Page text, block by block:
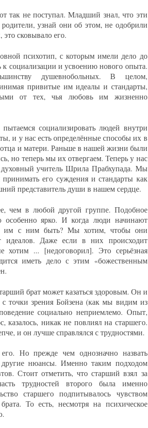
так не поступал. Младший знал, что эти
узнай они об этом, не одобрили
сковывало его.
психотип, с которым имели дело до
социализации и усвоению нового опыта.
душевнобольных. В целом,
привитые им идеалы и стандарты,
от тех, чья любовь им жизненно
социализировать людей внутри
и у нас есть определённые способы их в
и матери. Раньше в нашей жизни были
но теперь мы их отвергаем. Теперь у нас
учитель Шрила Прабхупада. Мы
принимать его суждения и стандарты как
представитель души в нашем сердце.
чем в любой другой группе. Подобное
особенно ярко. И когда люди начинают
им с ним быть? Мы хотим, чтобы они
идеалов. Даже если в них происходит
хотим ... [недоговорил]. Это серьёзная
иметь дело с этим «божественным
брат может казаться здоровым. Он и
точки зрения Бойзена (как мы видим из
социально неприемлемо. Опыт,
казалось, никак не повлиял на старшего.
и он лучше справлялся с трудностями.
Но прежде чем однозначно назвать
другие нюансы. Именно таким подходом
Стоит отметить, что старший взял за
трудностей второго была именно
старшего подпитывалось чувством
То есть, несмотря на психическое